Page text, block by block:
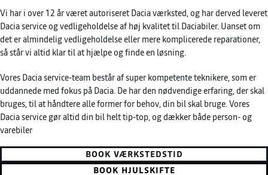
Vi har i over 12 år været autoriseret Dacia værksted, og har derved leveret
Dacia service og vedligeholdelse af høj kvalitet til Daciabiler. Uanset om
det er almindelig vedligeholdelse eller mere komplicerede reparationer,
så står vi altid klar til at hjælpe og finde en løsning.
Vores Dacia service-team består af super kompetente teknikere, som er
uddannede med fokus på Dacia. De har den nødvendige erfaring, der skal
bruges, til at håndtere alle former for behov, din bil skal bruge. Vores
Dacia service gør altid din bil helt tip-top, og dækker både person- og
varebiler
BOOK VÆRKSTEDSTID
BOOK HJULSKIFTE